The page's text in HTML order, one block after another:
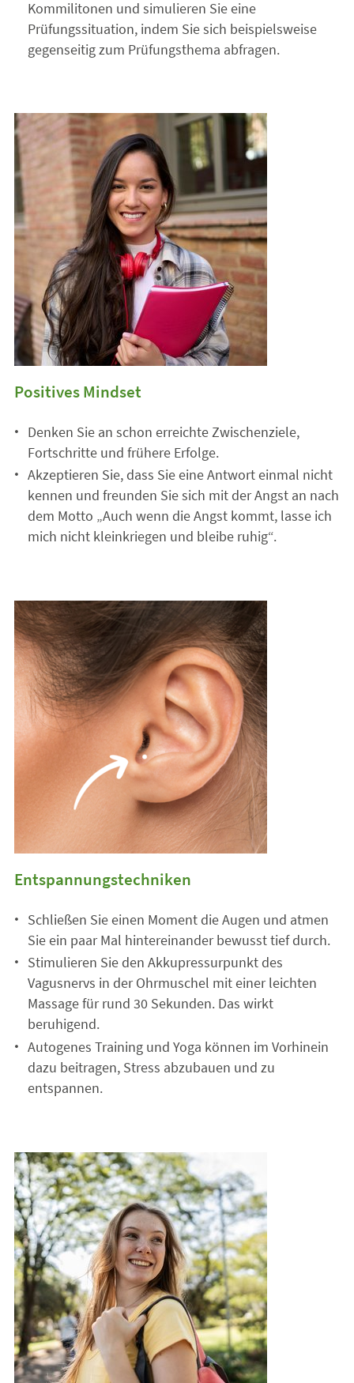
Kommilitonen und simulieren Sie eine
Prüfungssituation, indem Sie sich beispielsweise
gegenseitig zum Prüfungsthema abfragen.
Positives Mindset
Denken Sie an schon erreichte Zwischenziele,
Fortschritte und frühere Erfolge.
Akzeptieren Sie, dass Sie eine Antwort einmal nicht
kennen und freunden Sie sich mit der Angst an nach
dem Motto „Auch wenn die Angst kommt, lasse ich
mich nicht kleinkriegen und bleibe ruhig“.
Entspannungstechniken
Schließen Sie einen Moment die Augen und atmen
Sie ein paar Mal hintereinander bewusst tief durch.
Stimulieren Sie den Akkupressurpunkt des
Vagusnervs in der Ohrmuschel mit einer leichten
Massage für rund 30 Sekunden. Das wirkt
beruhigend.
Autogenes Training und Yoga können im Vorhinein
dazu beitragen, Stress abzubauen und zu
entspannen.